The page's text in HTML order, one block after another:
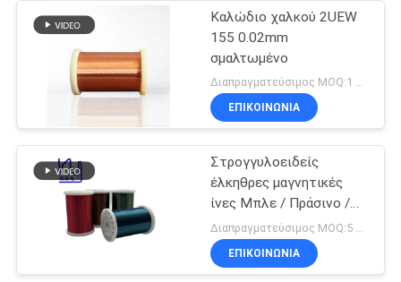
Καλώδιο χαλκού 2UEW
155 0.02mm
σμαλτωμένο
Διαπραγματεύσιμος MOQ:1 χιλιόγραμμο/χιλιόγραμμα
ΕΠΙΚΟΙΝΩΝΙΑ
Στρογγυλοειδείς
έλκηθρες μαγνητικές
ίνες Μπλε / Πράσινο /
Κόκκινο / Καφέ χρώμα Διαπραγματεύσιμος MOQ:5 κιλά
ΕΠΙΚΟΙΝΩΝΙΑ